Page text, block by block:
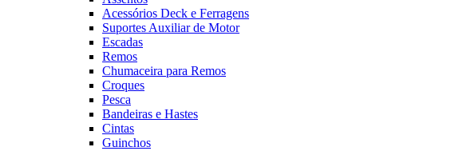
Acessórios Deck e Ferragens
Suportes Auxiliar de Motor
Escadas
Remos
Chumaceira para Remos
Croques
Pesca
Bandeiras e Hastes
Cintas
Guinchos